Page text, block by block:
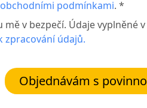
obchodními podmínkami. *
mě v bezpečí. Údaje vyplněné
zpracování údajů.
Objednávám s